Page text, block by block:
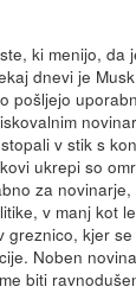
ki menijo, da
dnevi je Musk
pošljejo
v stik s
ukrepi so
za
v manj kot
greznico, kjer
Noben
biti